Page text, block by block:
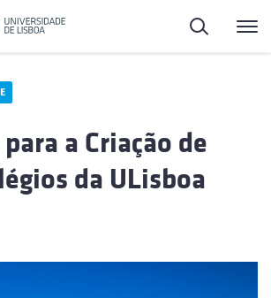
Pesquisa
a Criação de
da ULisboa